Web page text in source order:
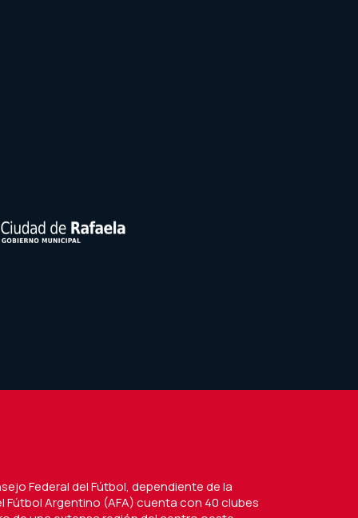
Federal del Fútbol, dependiente de la
Fútbol Argentino (AFA) cuenta con 40 clubes